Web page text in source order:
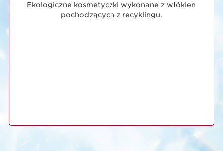
Ekologiczne kosmetyczki wykonane z włókien
pochodzących z recyklingu.